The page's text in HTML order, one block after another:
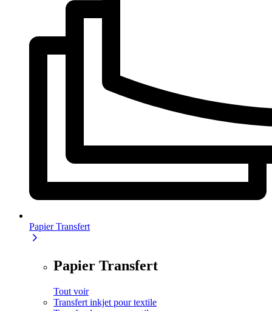
Papier Transfert
Papier Transfert
Tout voir
Transfert inkjet pour textile